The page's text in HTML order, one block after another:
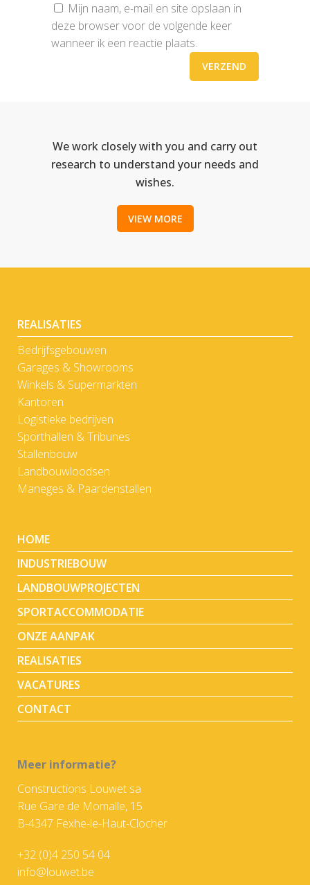
Mijn naam, e-mail en site opslaan in
deze browser voor de volgende keer
wanneer ik een reactie plaats.
We work closely with you and carry out
research to understand your needs and
wishes.
VIEW MORE
REALISATIES
Bedrijfsgebouwen
Garages & Showrooms
Winkels & Supermarkten
Kantoren
Logistieke bedrijven
Sporthallen & Tribunes
Stallenbouw
Landbouwloodsen
Maneges & Paardenstallen
HOME
INDUSTRIEBOUW
LANDBOUWPROJECTEN
SPORTACCOMMODATIE
ONZE AANPAK
REALISATIES
VACATURES
CONTACT
Meer informatie?
Constructions Louwet sa
Rue Gare de Momalle, 15
B-4347 Fexhe-le-Haut-Clocher
+32 (0)4 250 54 04
info@louwet.be